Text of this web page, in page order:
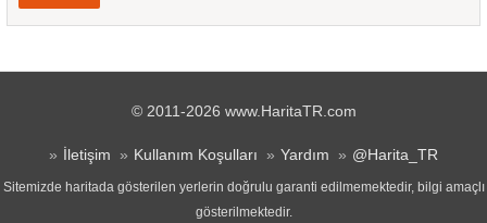
© 2011-2026 www.HaritaTR.com
İletişim Kullanım Koşulları Yardım @Harita_TR
Sitemizde haritada gösterilen yerlerin doğrulu garanti edilmemektedir, bilgi amaçlı
gösterilmektedir.